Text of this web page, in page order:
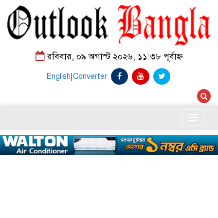
রবিবার, ০৯ অগাস্ট ২০২৬, ১১:৩৮ পূর্বাহ্ন
English|Converter